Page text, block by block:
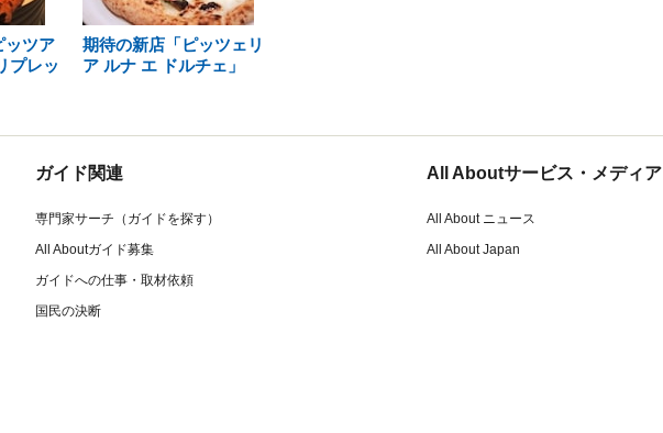
ッツア
プレッ
期待の新店「ピッツェリ
ア ルナ エ ドルチェ」
ガイド関連
専門家サーチ（ガイドを探す）
All Aboutガイド募集
ガイドへの仕事・取材依頼
国民の決断
All Aboutサービス・メディア
All About ニュース
All About Japan